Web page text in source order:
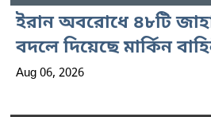
ইরান অবরোধে ৪৮টি
বদলে দিয়েছে মার্কিন
Aug 06, 2026